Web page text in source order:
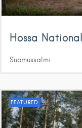
Hossa
Suomussalmi
FEATURED